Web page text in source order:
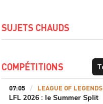
SUJETS CHAUDS
COMPÉTITIONS
07:05 LEAGUE OF LEGENDS
LFL 2026 : le Summer Split